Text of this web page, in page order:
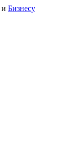
и Бизнесу